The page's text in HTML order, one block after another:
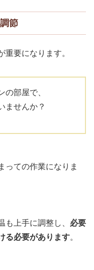
節
要になります。
の部屋で、
ませんか？
っての作業になりま
も上手に調整し、 必要
る必要があります。